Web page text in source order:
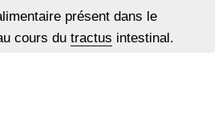
présent dans le
cours du tractus intestinal.